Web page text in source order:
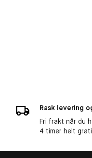
Rask levering
Fri frakt når du
4 timer helt